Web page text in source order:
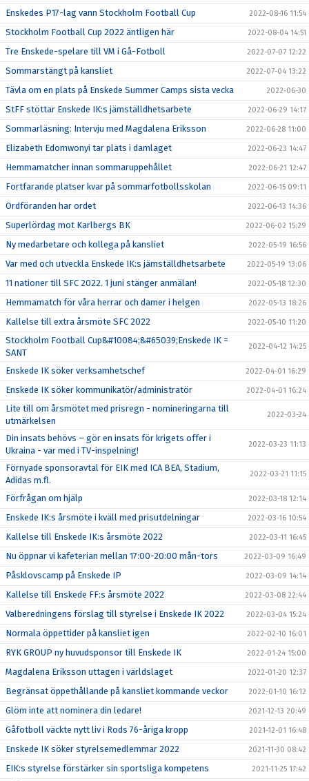
Enskedes P17-lag vann Stockholm Football Cup 2022-08-16 11:54
Stockholm Football Cup 2022 äntligen här 2022-08-04 14:51
Tre Enskede-spelare till VM i Gå-Fotboll 2022-07-07 12:22
Sommarstängt på kansliet 2022-07-04 13:22
Tävla om en plats på Enskede Summer Camps sista vecka 2022-06-30
StFF stöttar Enskede IK:s jämställdhetsarbete 2022-06-29 14:17
Sommarläsning: Intervju med Magdalena Eriksson 2022-06-28 11:00
Elizabeth Edomwonyi tar plats i damlaget 2022-06-23 14:47
Hemmamatcher innan sommaruppehållet 2022-06-21 12:47
Fortfarande platser kvar på sommarfotbollsskolan 2022-06-15 09:11
Ordföranden har ordet 2022-06-13 14:36
Superlördag mot Karlbergs BK 2022-06-02 15:29
Ny medarbetare och kollega på kansliet 2022-05-19 16:56
Var med och utveckla Enskede IK:s jämställdhetsarbete 2022-05-19 13:06
11 nationer till SFC 2022. 1 juni stänger anmälan! 2022-05-18 12:30
Hemmamatch för våra herrar och damer i helgen 2022-05-13 18:26
Kallelse till extra årsmöte SFC 2022 2022-05-10 11:20
Stockholm Football Cup&#10084;&#65039;Enskede IK =
SANT
2022-04-12 14:25
Enskede IK söker verksamhetschef 2022-04-01 16:29
Enskede IK söker kommunikatör/administratör 2022-04-01 16:24
Lite till om årsmötet med prisregn - nomineringarna till
utmärkelsen
2022-03-24
Din insats behövs – gör en insats för krigets offer i
Ukraina - var med i TV-inspelning!
2022-03-23 11:13
Förnyade sponsoravtal för EIK med ICA BEA, Stadium,
Adidas m.fl.
2022-03-21 11:15
Förfrågan om hjälp 2022-03-18 12:14
Enskede IK:s årsmöte i kväll med prisutdelningar 2022-03-16 10:54
Kallelse till Enskede IK:s årsmöte 2022 2022-03-11 16:45
Nu öppnar vi kafeterian mellan 17:00-20:00 mån-tors 2022-03-09 16:49
Påsklovscamp på Enskede IP 2022-03-09 14:14
Kallelse till Enskede FF:s årsmöte 2022 2022-03-08 22:44
Valberedningens förslag till styrelse i Enskede IK 2022 2022-03-04 15:24
Normala öppettider på kansliet igen 2022-02-10 16:01
RYK GROUP ny huvudsponsor till Enskede IK 2022-01-24 15:00
Magdalena Eriksson uttagen i världslaget 2022-01-20 12:37
Begränsat öppethållande på kansliet kommande veckor 2022-01-10 16:12
Glöm inte att nominera din ledare! 2021-12-13 20:49
Gåfotboll väckte nytt liv i Rods 76-åriga kropp 2021-12-01 16:48
Enskede IK söker styrelsemedlemmar 2022 2021-11-30 08:42
EIK:s styrelse förstärker sin sportsliga kompetens 2021-11-25 17:42